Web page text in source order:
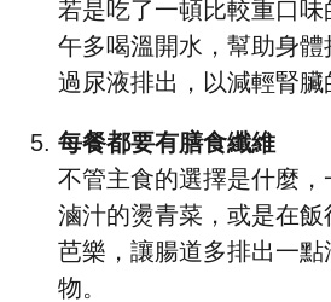
若是吃了一頓比較重口
午多喝溫開水，幫助身
過尿液排出，以減輕腎臟
每餐都要有膳食纖維
不管主食的選擇是什麼
滷汁的燙青菜，或是在
芭樂，讓腸道多排出一
物。